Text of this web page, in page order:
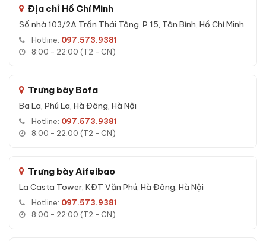
Đặc tính kỹ thuật nổi bật của
TLB App điện thoại vân tay chính hãng
Cấu tạo nhiều lớp với bê-tông chống cháy bên trong - bảo
vệ tài liệu và giá trị quan trọng khỏi nhiệt độ cao trong sự
Chốt khoá thép đa hướng giúp tăng độ chống đột nhập,
ngàm cài chống khoan và cắt phá.
- duy trì độ bền theo năm tháng.
Cơ khí khoá vận hành mượt mà, chìa cơ chính hãng tinh
xảo, không phải chìa rập khuôn phổ thông.
Bảo hành36 tháng online chính hãng
sản phẩm trên hệ thống, không cần mang ra trung tâm bảo
Địa chỉ Hồ Chí Minh
Số nhà 103/2A Trần Thái Tông, P.15, Tân Bình, Hồ Chí Minh
Hotline: 097.573.9381
8:00 - 22:00 (T2 - CN)
Trưng bày Bofa
Ba La, Phú La, Hà Đông, Hà Nội
Hotline: 097.573.9381
8:00 - 22:00 (T2 - CN)
Trưng bày Aifeibao
La Casta Tower, KĐT Văn Phú, Hà Đông, Hà Nội
Hotline: 097.573.9381
8:00 - 22:00 (T2 - CN)